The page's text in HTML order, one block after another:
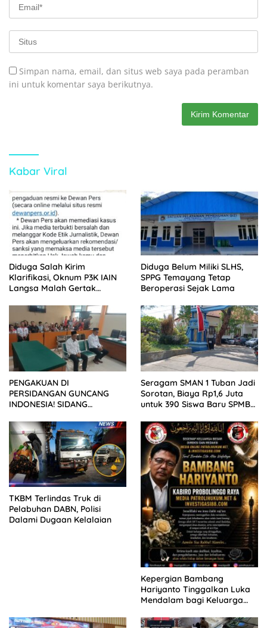
Simpan nama, email, dan situs web saya pada peramban
ini untuk komentar saya berikutnya.
Kabar Viral
Diduga Salah Kirim
Klarifikasi, Oknum P3K IAIN
Langsa Malah Gertak
Diduga Belum Miliki SLHS,
SPPG Temayang Tetap
Beroperasi Sejak Lama
PENGAKUAN DI
PERSIDANGAN GUNCANG
INDONESIA! SIDANG
KELUARGA KORBAN
MENGAMUK DI PN MALANG
Seragam SMAN 1 Tuban Jadi
Sorotan, Biaya Rp1,6 Juta
untuk 390 Siswa Baru SPMB
TKBM Terlindas Truk di
Pelabuhan DABN, Polisi
Dalami Dugaan Kelalaian
Kepergian Bambang
Hariyanto Tinggalkan Luka
Mendalam bagi Keluarga